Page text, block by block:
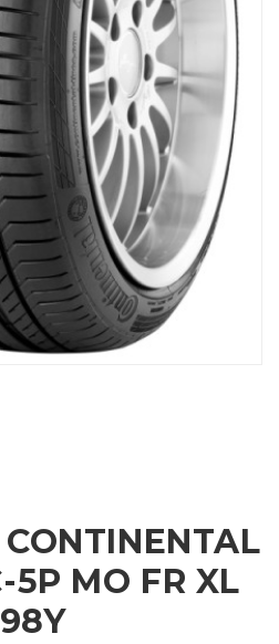
5P MO FR XL